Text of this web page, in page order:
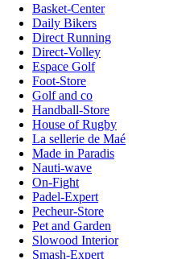
Basket-Center
Daily Bikers
Direct Running
Direct-Volley
Espace Golf
Foot-Store
Golf and co
Handball-Store
House of Rugby
La sellerie de Maé
Made in Paradis
Nauti-wave
On-Fight
Padel-Expert
Pecheur-Store
Pet and Garden
Slowood Interior
Smash-Expert